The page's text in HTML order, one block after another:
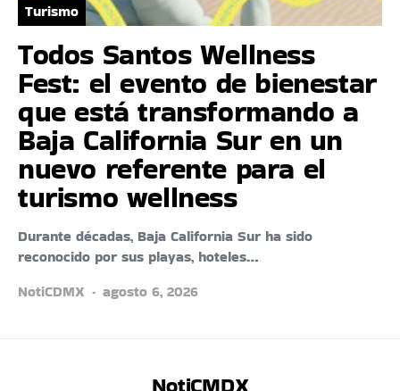
Turismo
Todos Santos Wellness
Fest: el evento de bienestar
que está transformando a
Baja California Sur en un
nuevo referente para el
turismo wellness
Durante décadas, Baja California Sur ha sido
reconocido por sus playas, hoteles…
NotiCDMX
agosto 6, 2026